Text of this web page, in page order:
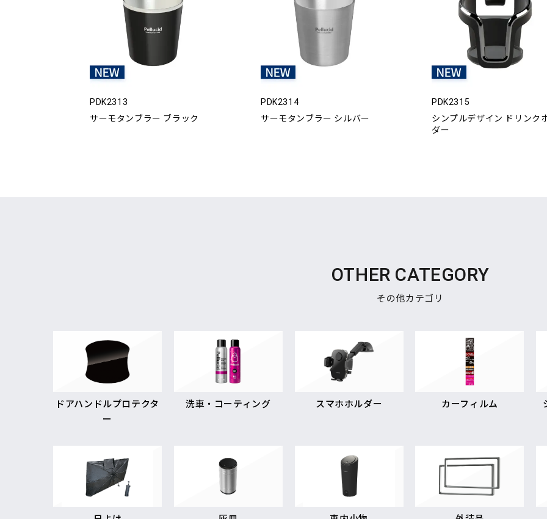
PDK2313
サーモタンブラー ブラック
PDK2314
サーモタンブラー シルバー
PDK2315
シンプルデザイン ドリンク
ダー
OTHER CATEGORY
その他カテゴリ
ドアハンドルプロテクタ
ー
洗車・コーティング スマホホルダー カーフィルム